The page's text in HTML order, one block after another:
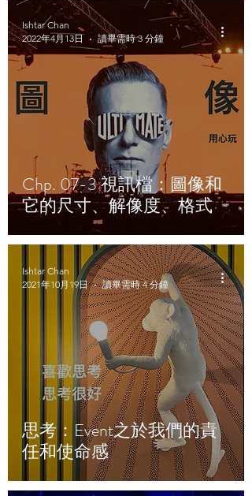
Chp. 07-3 視訊檔：圖像和
它的尺寸、解像度、格式
Ishtar Chan
2022年4月13日
讀畢需時 3 分鐘
思考：Event之於我們的責
任和使命感
Ishtar Chan
2021年10月19日
讀畢需時 4 分鐘